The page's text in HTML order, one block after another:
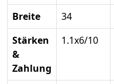
Breite
34
Stärken
&
Zahlung
1.1x6/10